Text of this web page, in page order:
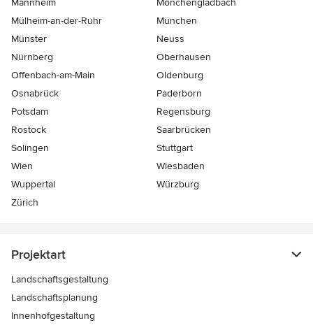
Mannheim
Mönchen­gladbach
Mülheim-an-der-Ruhr
München
Münster
Neuss
Nürnberg
Oberhausen
Offenbach-am-Main
Oldenburg
Osnabrück
Paderborn
Potsdam
Regensburg
Rostock
Saarbrücken
Solingen
Stuttgart
Wien
Wiesbaden
Wuppertal
Würzburg
Zürich
Projektart
Landschaftsgestaltung
Landschaftsplanung
Innenhofgestaltung